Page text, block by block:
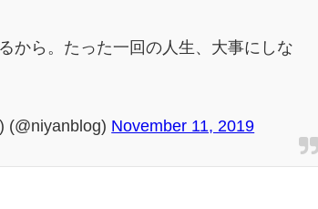
から。たった一回の人生、大事にしな
(@niyanblog) November 11, 2019